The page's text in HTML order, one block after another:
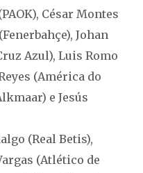
César Montes
Johan
Azul), Luis Romo
(América do
e Jesús
(Real Betis),
(Atlético de